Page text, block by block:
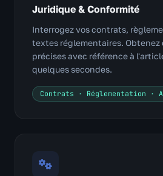
Juridique & Conformité
Interrogez vos contrats,
textes réglementaires. Obtenez
précises avec référence à
quelques secondes.
Contrats · Réglementation ·